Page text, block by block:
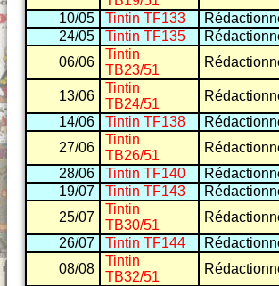
10/05
Tintin TF133
24/05
Tintin TF135
06/06
Tintin
TB23/51
13/06
Tintin
TB24/51
14/06
Tintin TF138
27/06
Tintin
TB26/51
28/06
Tintin TF140
19/07
Tintin TF143
25/07
Tintin
TB30/51
26/07
Tintin TF144
08/08
Tintin
TB32/51